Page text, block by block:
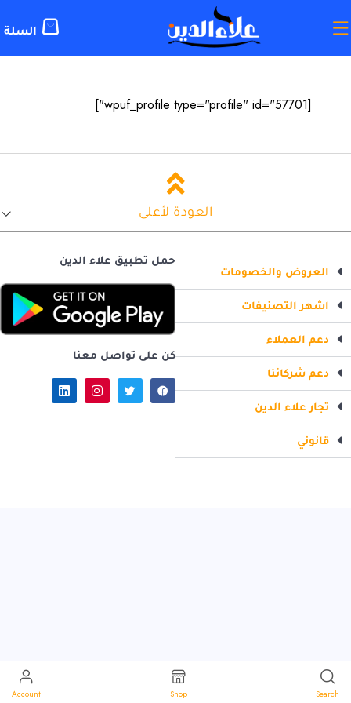
[wpuf_profile type="profile" id="57701"]
العودة لأعلى
العروض والخصومات
اشهر التصنيفات
دعم العملاء
دعم شركائنا
تجار علاء الدين
قانوني
حمل تطبيق علاء الدين
كن على تواصل معنا
Search
Shop
Account